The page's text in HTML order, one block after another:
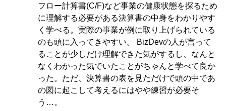
フロー計算書(C/F)など事業の健康状態を探るため
に理解する必要がある決算書の中身をわかりやす
く学べる。実際の事業が例に取り上げられている
のも頭に入ってきやすい。 BizDevの人が言って
ることが少しだけ理解できた気がするし、なんと
なくわかった気でいたことがちゃんと学べて良か
った。ただ、決算書の表を見ただけで頭の中であ
の図に起こして考えるにはやや練習が必要そ
う…。